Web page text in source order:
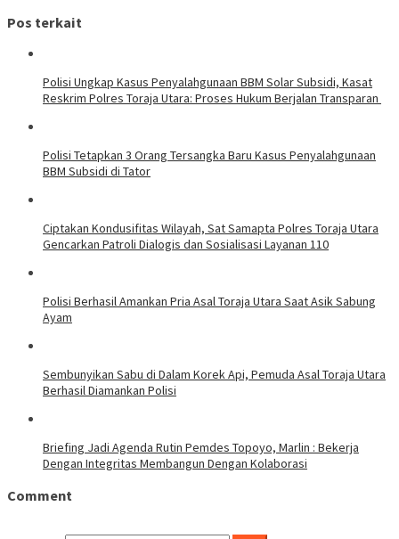
Pos terkait
Polisi Ungkap Kasus Penyalahgunaan BBM Solar Subsidi, Kasat
Reskrim Polres Toraja Utara: Proses Hukum Berjalan Transparan
Polisi Tetapkan 3 Orang Tersangka Baru Kasus Penyalahgunaan
BBM Subsidi di Tator
Ciptakan Kondusifitas Wilayah, Sat Samapta Polres Toraja Utara
Gencarkan Patroli Dialogis dan Sosialisasi Layanan 110
Polisi Berhasil Amankan Pria Asal Toraja Utara Saat Asik Sabung
Ayam
Sembunyikan Sabu di Dalam Korek Api, Pemuda Asal Toraja Utara
Berhasil Diamankan Polisi
Briefing Jadi Agenda Rutin Pemdes Topoyo, Marlin : Bekerja
Dengan Integritas Membangun Dengan Kolaborasi
Comment